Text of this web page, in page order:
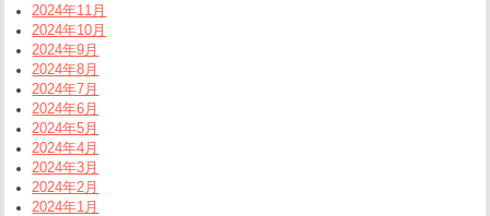
2024年11月
2024年10月
2024年9月
2024年8月
2024年7月
2024年6月
2024年5月
2024年4月
2024年3月
2024年2月
2024年1月